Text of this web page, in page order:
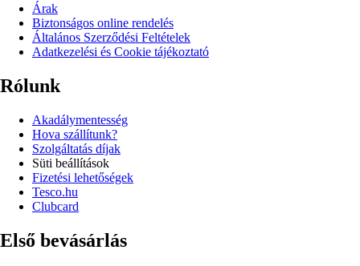
Árak
Biztonságos online rendelés
Általános Szerződési Feltételek
Adatkezelési és Cookie tájékoztató
Rólunk
Akadálymentesség
Hova szállítunk?
Szolgáltatás díjak
Süti beállítások
Fizetési lehetőségek
Tesco.hu
Clubcard
Első bevásárlás